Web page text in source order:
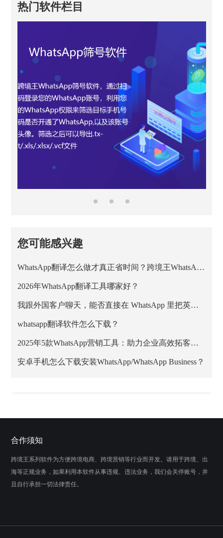
热门软件栏目
您可能感兴趣
WhatsApp翻译怎么做才真正省时间？跨境王WhatsApp客服系统的正确用法
2026年WhatsApp翻译工具哪家好？
我跟外国客户聊天，能否直接在 WhatsApp 里把英文消息翻成中文？
whatsapp翻译软件怎么下载？
2025年5款WhatsApp营销工具：助力企业高效拓客与私域增长
安卓手机怎么下载安装WhatsApp/WhatsApp Business？
合作须知
跨境王系列软件为方便跨境电商、跨境营销等行业而开发。请用于跨境、出
海等正规业务，如果利用本软件从事违规、违法业务，我们会关停账号，并
且自行承担一切法律责任。